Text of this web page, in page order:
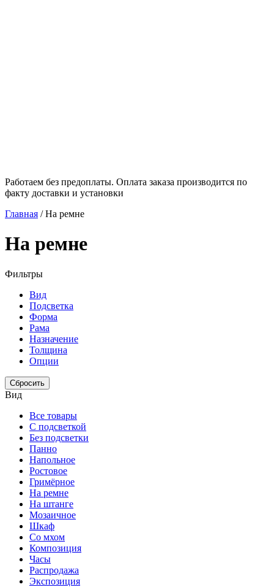
Работаем без предоплаты. Оплата заказа производится по
факту доставки и установки
Главная /На ремне
На ремне
Фильтры
Вид
Подсветка
Форма
Рама
Назначение
Толщина
Опции
Сбросить
Вид
Все товары
С подсветкой
Без подсветки
Панно
Напольное
Ростовое
Гримёрное
На ремне
На штанге
Мозаичное
Шкаф
Со мхом
Композиция
Часы
Распродажа
Экспозиция